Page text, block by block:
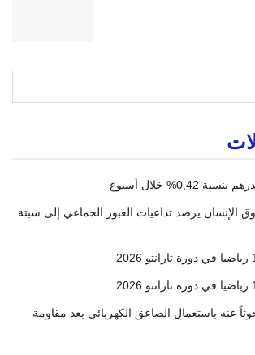
0,42% خلال أسبوع
الإنسان يرصد تداعيات العبور الجماعي إلى سبتة
عنه باستعمال الصاعق الكهربائي بعد مقاومة